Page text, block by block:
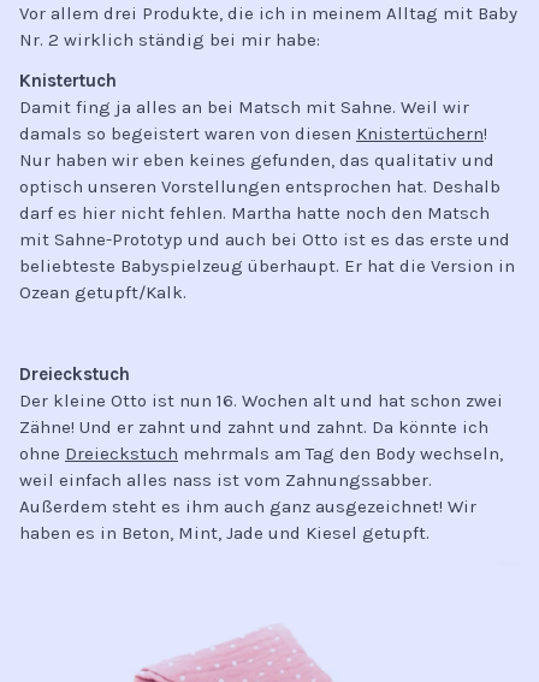
Vor allem drei Produkte, die ich in meinem Alltag mit Baby
Nr. 2 wirklich ständig bei mir habe:
Knistertuch
Damit fing ja alles an bei Matsch mit Sahne. Weil wir
damals so begeistert waren von diesen Knistertüchern!
Nur haben wir eben keines gefunden, das qualitativ und
optisch unseren Vorstellungen entsprochen hat. Deshalb
darf es hier nicht fehlen. Martha hatte noch den Matsch
mit Sahne-Prototyp und auch bei Otto ist es das erste und
beliebteste Babyspielzeug überhaupt. Er hat die Version in
Ozean getupft/Kalk.
Dreieckstuch
Der kleine Otto ist nun 16. Wochen alt und hat schon zwei
Zähne! Und er zahnt und zahnt und zahnt. Da könnte ich
ohne Dreieckstuch mehrmals am Tag den Body wechseln,
weil einfach alles nass ist vom Zahnungssabber.
Außerdem steht es ihm auch ganz ausgezeichnet! Wir
haben es in Beton, Mint, Jade und Kiesel getupft.